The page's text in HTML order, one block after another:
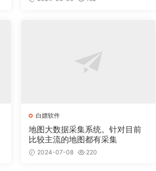
白嫖软件
地图大数据采集系统。针对目前
比较主流的地图都有采集
2024-07-08 220